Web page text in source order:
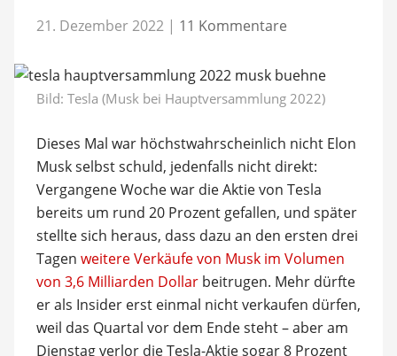
21. Dezember 2022 | 11 Kommentare
Bild: Tesla (Musk bei Hauptversammlung 2022)
Dieses Mal war höchstwahrscheinlich nicht Elon
Musk selbst schuld, jedenfalls nicht direkt:
Vergangene Woche war die Aktie von Tesla
bereits um rund 20 Prozent gefallen, und später
stellte sich heraus, dass dazu an den ersten drei
Tagen weitere Verkäufe von Musk im Volumen
von 3,6 Milliarden Dollarbeitrugen. Mehr dürfte
er als Insider erst einmal nicht verkaufen dürfen,
weil das Quartal vor dem Ende steht – aber am
Dienstag verlor die Tesla-Aktie sogar 8 Prozent